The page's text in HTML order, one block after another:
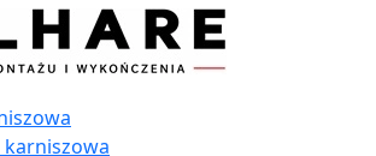
karniszowa